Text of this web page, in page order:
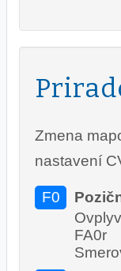
Zmena
nastavení
F0
FA0r